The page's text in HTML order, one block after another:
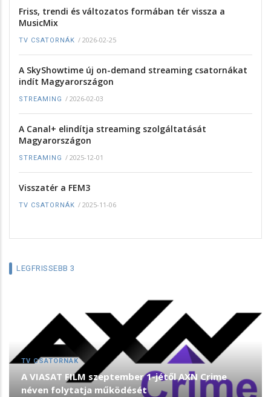
Friss, trendi és változatos formában tér vissza a
MusicMix
TV CSATORNÁK / 2026-02-25
A SkyShowtime új on-demand streaming csatornákat
indít Magyarországon
STREAMING / 2026-02-03
A Canal+ elindítja streaming szolgáltatását
Magyarországon
STREAMING / 2025-12-01
Visszatér a FEM3
TV CSATORNÁK / 2025-11-06
LEGFRISSEBB 3
TV CSATORNÁK
A VIASAT FILM szeptember 1-jétől AXN Crime
néven folytatja működését